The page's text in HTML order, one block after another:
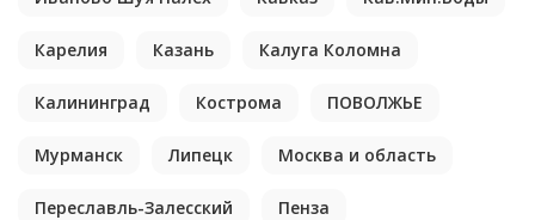
Карелия Казань Калуга Коломна
Калининград Кострома ПОВОЛЖЬЕ
Мурманск Липецк Москва и область
Переславль-Залесский Пенза